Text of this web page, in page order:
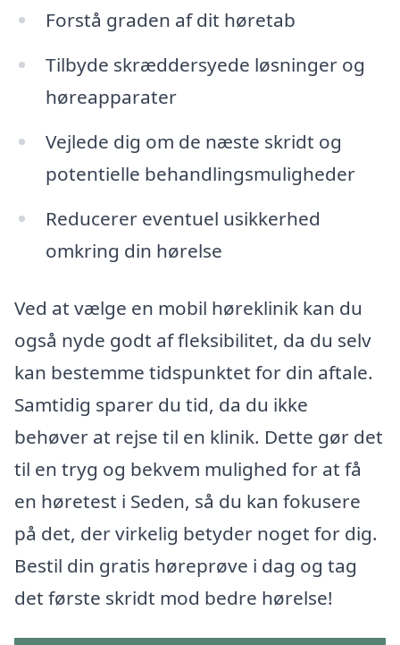
Forstå graden af dit høretab
Tilbyde skræddersyede løsninger og
høreapparater
Vejlede dig om de næste skridt og
potentielle behandlingsmuligheder
Reducerer eventuel usikkerhed
omkring din hørelse
Ved at vælge en mobil høreklinik kan du
også nyde godt af fleksibilitet, da du selv
kan bestemme tidspunktet for din aftale.
Samtidig sparer du tid, da du ikke
behøver at rejse til en klinik. Dette gør det
til en tryg og bekvem mulighed for at få
en høretest i Seden, så du kan fokusere
på det, der virkelig betyder noget for dig.
Bestil din gratis høreprøve i dag og tag
det første skridt mod bedre hørelse!